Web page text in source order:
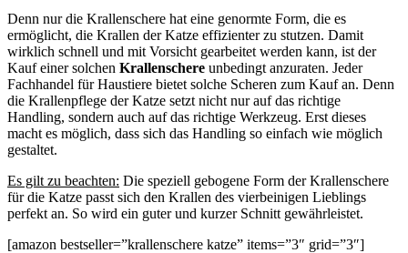
Denn nur die Krallenschere hat eine genormte Form, die es
ermöglicht, die Krallen der Katze effizienter zu stutzen. Damit
wirklich schnell und mit Vorsicht gearbeitet werden kann, ist der
Kauf einer solchen Krallenschere unbedingt anzuraten. Jeder
Fachhandel für Haustiere bietet solche Scheren zum Kauf an. Denn
die Krallenpflege der Katze setzt nicht nur auf das richtige
Handling, sondern auch auf das richtige Werkzeug. Erst dieses
macht es möglich, dass sich das Handling so einfach wie möglich
gestaltet.
Es gilt zu beachten: Die speziell gebogene Form der Krallenschere
für die Katze passt sich den Krallen des vierbeinigen Lieblings
perfekt an. So wird ein guter und kurzer Schnitt gewährleistet.
[amazon bestseller=”krallenschere katze” items=”3″ grid=”3″]